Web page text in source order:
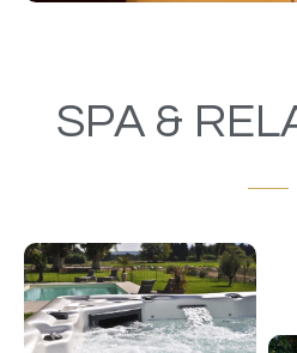
SPA &